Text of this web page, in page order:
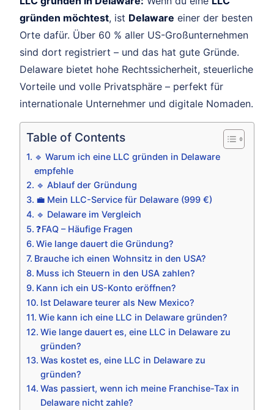
gründen möchtest, ist Delaware einer der besten
Orte dafür. Über 60 % aller US-Großunternehmen
sind dort registriert – und das hat gute Gründe.
Delaware bietet hohe Rechtssicherheit, steuerliche
Vorteile und volle Privatsphäre – perfekt für
internationale Unternehmer und digitale Nomaden.
Table of Contents
🔹 Warum ich eine LLC gründen in Delaware
empfehle
🔹 Ablauf der Gründung
💼 Mein LLC-Service für Delaware (999 €)
🔹 Delaware im Vergleich
❓FAQ – Häufige Fragen
Wie lange dauert die Gründung?
Brauche ich einen Wohnsitz in den USA?
Muss ich Steuern in den USA zahlen?
Kann ich ein US-Konto eröffnen?
Ist Delaware teurer als New Mexico?
Wie kann ich eine LLC in Delaware gründen?
Wie lange dauert es, eine LLC in Delaware zu
gründen?
Was kostet es, eine LLC in Delaware zu
gründen?
Was passiert, wenn ich meine Franchise-Tax in
Delaware nicht zahle?